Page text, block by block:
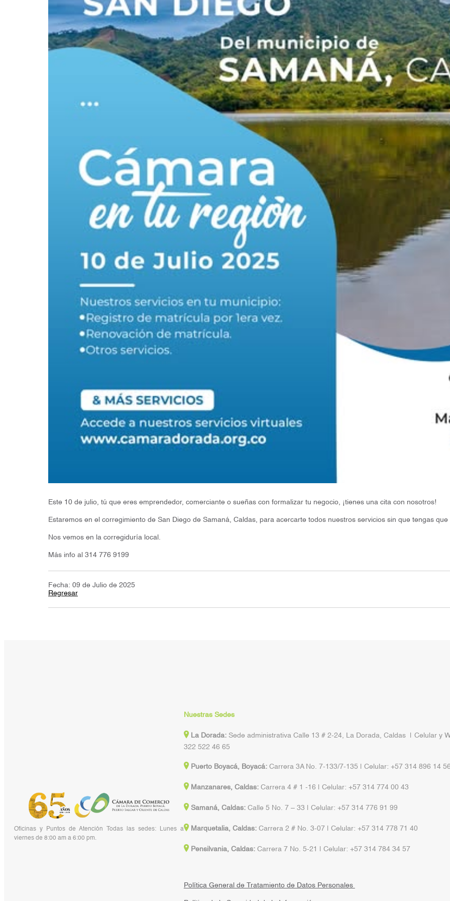
Este 10 de julio, tú que eres emprendedor, comerciante o sueñas con formalizar tu negocio, ¡tienes una cita con nosotros!
Estaremos en el corregimiento de San Diego de Samaná, Caldas, para acercarte todos nuestros servicios sin que tengas
Nos vemos en la corregiduría local.
Más info al 314 776 9199
Fecha: 09 de Julio de 2025
Regresar
Oficinas y Puntos de Atención Todas las sedes: Lunes a
viernes de 8:00 am a 6:00 pm.
Nuestras Sedes
La Dorada:Sede administrativa Calle 13 # 2-24, La Dorada, Caldas | Celular y
322 522 46 65
Puerto Boyacá, Boyacá:Carrera 3A No. 7-133/7-135 | Celular: +57 314 896 14
Manzanares, Caldas:Carrera 4 # 1 -16 | Celular: +57 314 774 00 43
Samaná, Caldas: Calle 5 No. 7 – 33 | Celular: +57 314 776 91 99
Marquetalia, Caldas:Carrera 2 # No. 3-07 | Celular: +57 314 778 71 40
Pensilvania, Caldas:Carrera 7 No. 5-21 | Celular: +57 314 784 34 57
Política General de Tratamiento de Datos Personales